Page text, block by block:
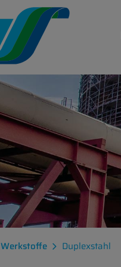
Werkstoffe Duplexstahl